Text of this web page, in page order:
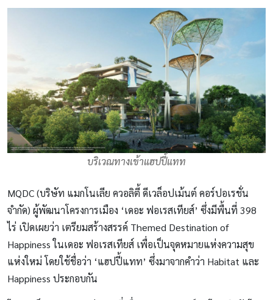
บริเวณทางเข้าแฮปปี้แทท
MQDC (บริษัท แมกโนเลีย ควอลิตี้ ดีเวล็อปเม้นต์ คอร์ปอเรชั่น
จำกัด) ผู้พัฒนาโครงการเมือง ‘เดอะ ฟอเรสเทียส์’ ซึ่งมีพื้นที่ 398
ไร่ เปิดเผยว่า เตรียมสร้างสรรค์ Themed Destination of
Happiness ในเดอะ ฟอเรสเทียส์ เพื่อเป็นจุดหมายแห่งความสุข
แห่งใหม่ โดยใช้ชื่อว่า ‘แฮปปี้แทท’ ซึ่งมาจากคำว่า Habitat และ
Happiness ประกอบกัน